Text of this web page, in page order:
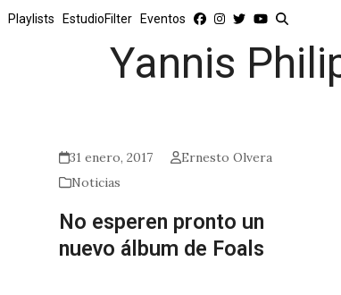
Playlists EstudioFilter Eventos
Yannis
31 enero, 2017
Ernesto Olvera
Noticias
No esperen pronto un
nuevo álbum de Foals